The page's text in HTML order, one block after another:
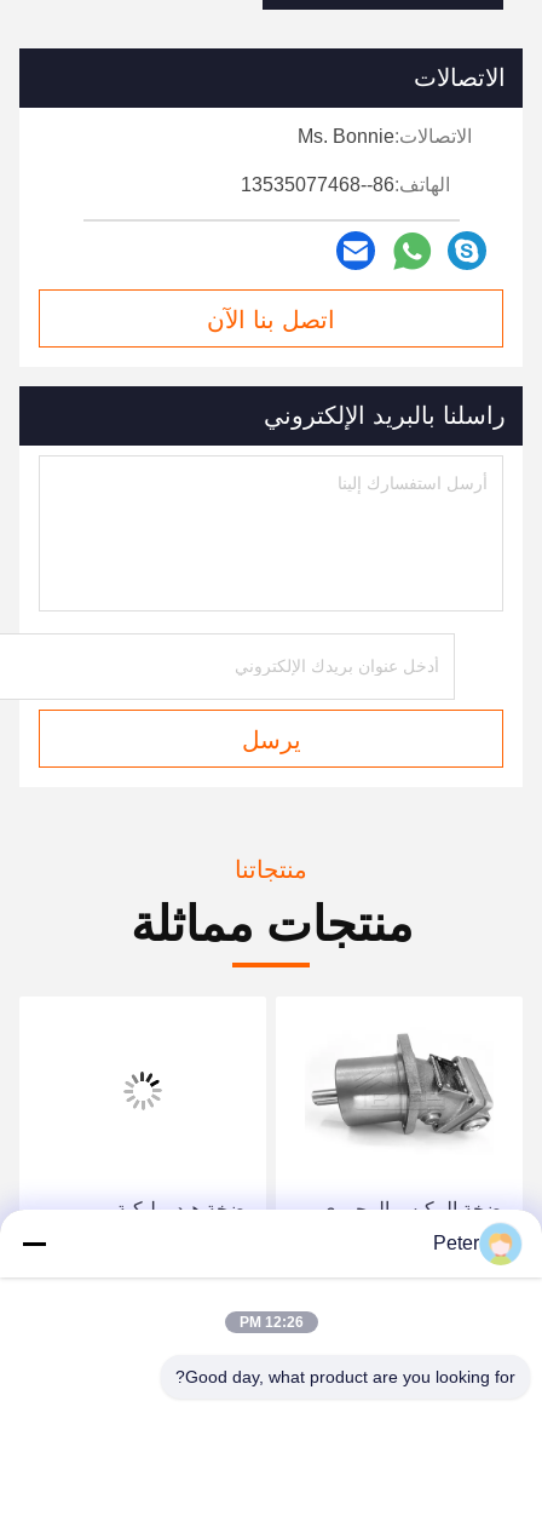
الاتصالات
الاتصالات:Ms. Bonnie
الهاتف:86--13535077468
اتصل بنا الآن
راسلنا بالبريد الإلكتروني
يرسل
منتجاتنا
منتجات مماثلة
مضخة المكبس المحوري
A2F80 A2F107 A2F160
مضخة هيدروليكية
A2F80 A2F107 A2F160
Peter
12:26 PM
Good day, what product are you looking for?